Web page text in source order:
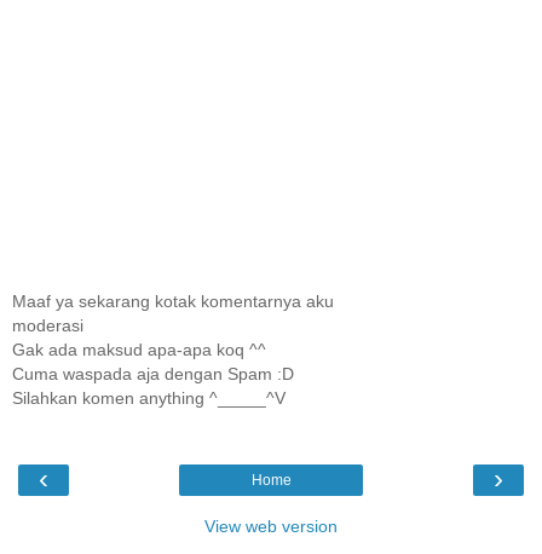
Maaf ya sekarang kotak komentarnya aku
moderasi
Gak ada maksud apa-apa koq ^^
Cuma waspada aja dengan Spam :D
Silahkan komen anything ^_____^V
‹ ›
Home
View web version